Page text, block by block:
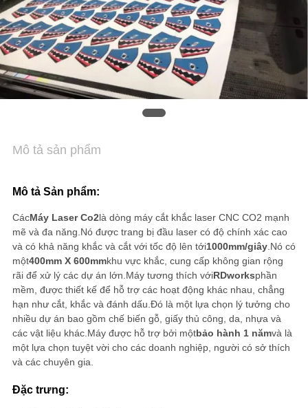
VỚI
CHÚNG
TÔI
TỨC
CHUYỆN
NGAY.
COMPANY
NEWS
SITEMAP
Mô tả sản phẩm
Mô tả Sản phẩm:
CácMáy Laser Co2là dòng máy cắt khắc laser CNC CO2 mạnh
mẽ và đa năng.Nó được trang bị đầu laser có độ chính xác cao
và có khả năng khắc và cắt với tốc độ lên tới1000mm/giây.Nó có
một400mm X 600mmkhu vực khắc, cung cấp không gian rộng
rãi để xử lý các dự án lớn.Máy tương thích vớiRDworksphần
mềm, được thiết kế để hỗ trợ các hoạt động khác nhau, chẳng
hạn như cắt, khắc và đánh dấu.Đó là một lựa chọn lý tưởng cho
nhiều dự án bao gồm chế biến gỗ, giấy thủ công, da, nhựa và
các vật liệu khác.Máy được hỗ trợ bởi mộtbảo hành 1 nămvà là
một lựa chọn tuyệt vời cho các doanh nghiệp, người có sở thích
và các chuyên gia.
Đặc trưng: